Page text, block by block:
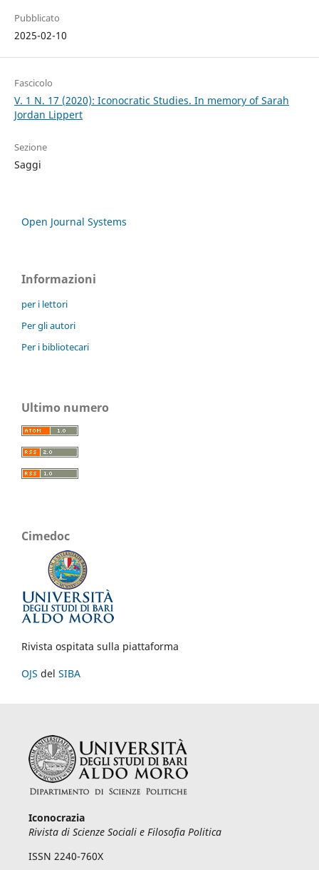
Pubblicato
2025-02-10
Fascicolo
V. 1 N. 17 (2020): Iconocratic Studies. In memory of Sarah
Jordan Lippert
Sezione
Saggi
Open Journal Systems
Informazioni
per i lettori
Per gli autori
Per i bibliotecari
Ultimo numero
Cimedoc
Rivista ospitata sulla piattaforma
OJS del SIBA
Iconocrazia
Rivista di Scienze Sociali e Filosofia Politica
ISSN 2240-760X